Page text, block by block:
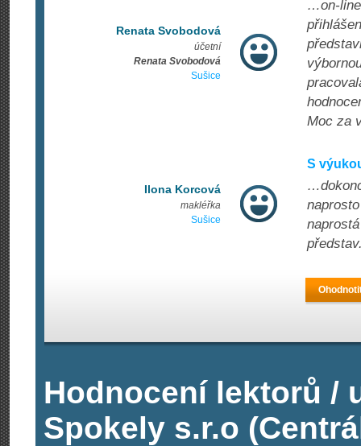
Renata Svobodová
účetní
Renata Svobodová
Sušice
…on-line
Moc za
Ilona Korcová
makléřka
Sušice
S
Hodnocení lektorů /
Spokely s.r.o